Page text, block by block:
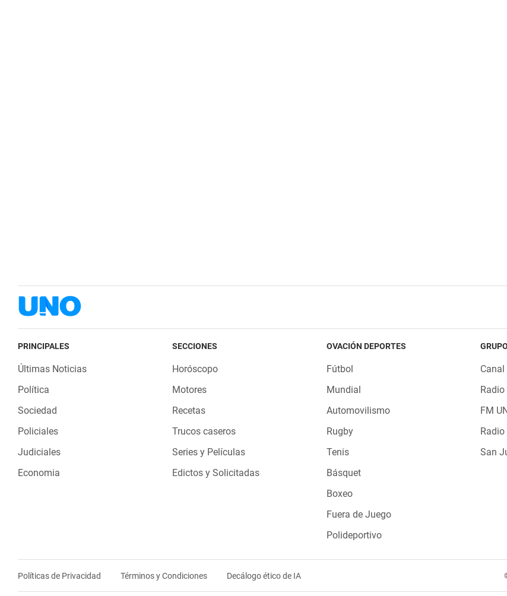
PRINCIPALES
Últimas Noticias
Política
Sociedad
Policiales
Judiciales
Economia
SECCIONES
Horóscopo
Motores
Recetas
Trucos caseros
Series y Películas
Edictos y Solicitadas
OVACIÓN DEPORTES
Fútbol
Mundial
Automovilismo
Rugby
Tenis
Básquet
Boxeo
Fuera de Juego
Polideportivo
FM
Radio
San
Políticas de Privacidad Términos y Condiciones Decálogo ético de IA